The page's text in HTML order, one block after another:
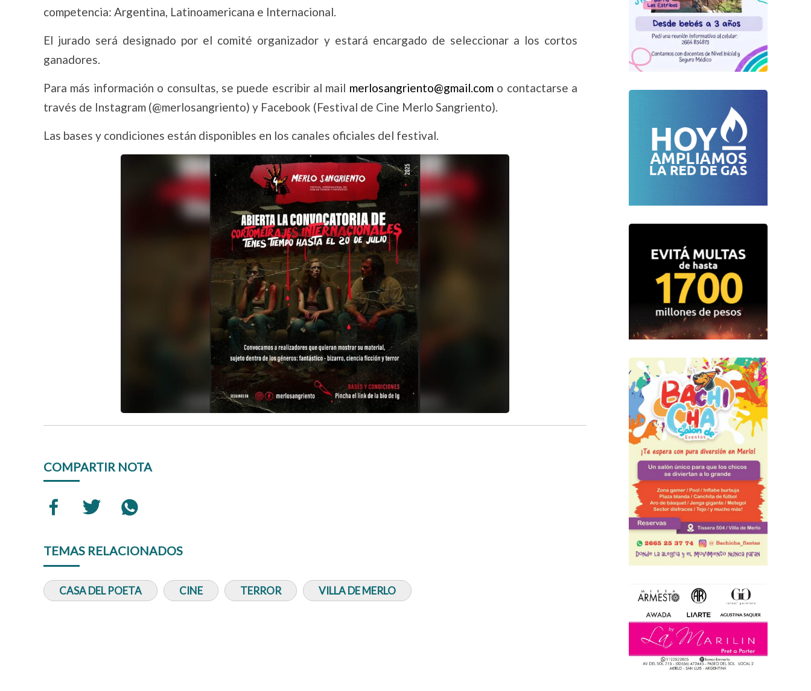
competencia: Argentina, Latinoamericana e Internacional.
El jurado será designado por el comité organizador y estará encargado de seleccionar a los cortos
ganadores.
Para más información o consultas, se puede escribir al mail merlosangriento@gmail.como contactarse a
través de Instagram (@merlosangriento) y Facebook (Festival de Cine Merlo Sangriento).
Las bases y condiciones están disponibles en los canales oficiales del festival.
COMPARTIR NOTA
TEMAS RELACIONADOS
CASA DEL POETA CINE TERROR VILLA DE MERLO